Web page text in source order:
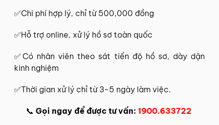
✅Chi phí hợp lý, chỉ từ 500,000 đồng
✅Hỗ trợ online, xử lý hồ sơ toàn quốc
✅Có nhân viên theo sát tiến độ hồ sơ, dày dặn
kinh nghiệm
✅Thời gian xử lý chỉ từ 3-5 ngày làm việc.
📞 Gọi ngay để được tư vấn: 1900.633722